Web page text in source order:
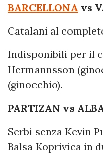
BARCELLONA vs
Catalani al
Indisponibili per il
Hermannsson
(ginocchio).
PARTIZAN vs
Serbi senza Kevin
Balsa Koprivica in